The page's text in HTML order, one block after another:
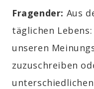
Fragender: Aus
täglichen
unseren
zuzuschreiben